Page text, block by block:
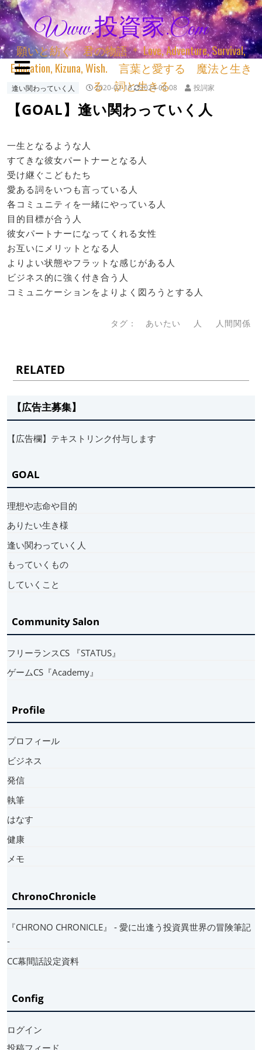
Www.投資家.com
願いと紡ぐ 君の物語 ＊ Love, Adventure, Survival,
Education, Kizuna, Wish. 言葉と愛する 魔法と生き
る 詞と生きる
逢い関わっていく人 2020-02-18 2024-09-08 投詞家
【GOAL】逢い関わっていく人
一生となるような人
すてきな彼女パートナーとなる人
受け継ぐこどもたち
愛ある詞をいつも言っている人
各コミュニティを一緒にやっている人
目的目標が合う人
彼女パートナーになってくれる女性
お互いにメリットとなる人
よりよい状態やフラットな感じがある人
ビジネス的に強く付き合う人
コミュニケーションをよりよく図ろうとする人
タグ： あいたい 人 人間関係
RELATED
【広告主募集】
【広告欄】テキストリンク付与します
GOAL
理想や志命や目的
ありたい生き様
逢い関わっていく人
もっていくもの
していくこと
Community Salon
フリーランスCS 『STATUS』
ゲームCS『Academy』
Profile
プロフィール
ビジネス
発信
執筆
はなす
健康
メモ
ChronoChronicle
『CHRONO CHRONICLE』 ‐ 愛に出逢う投資異世界の冒険筆記
‐
CC幕間話設定資料
Config
ログイン
投稿フィード